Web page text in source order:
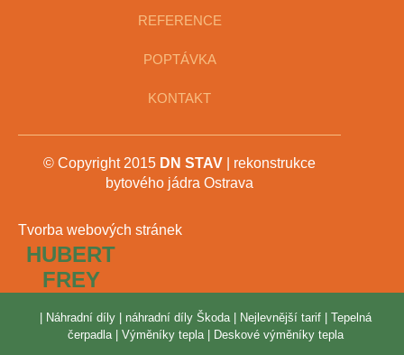
REFERENCE
POPTÁVKA
KONTAKT
© Copyright 2015 DN STAV | rekonstrukce
bytového jádra Ostrava
Tvorba webových stránek
HUBERT
FREY
Náhradní díly| náhradní díly Škoda| Nejlevnější tarif| Tepelná
čerpadla| Výměníky tepla| Deskové výměníky tepla